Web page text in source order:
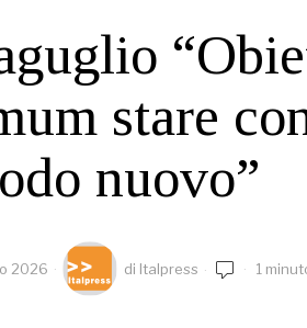
stare
nuovo”
2026 di Italpress 1